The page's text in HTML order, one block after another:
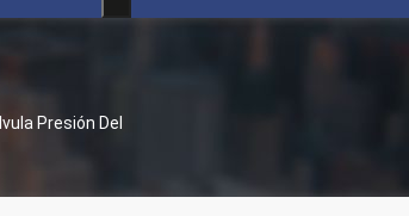
Cotización
Presión Del